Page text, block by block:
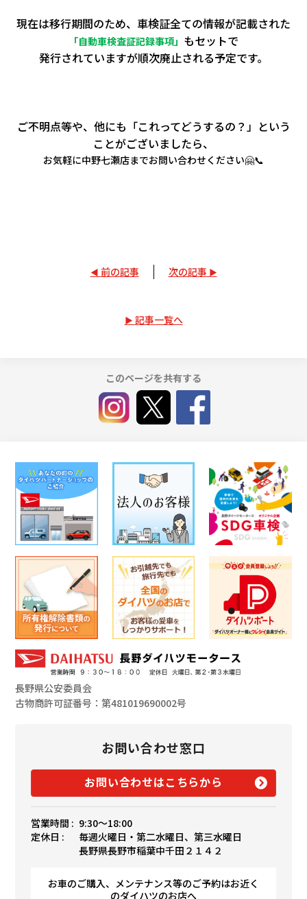
現在は移行期間のため、車検証全ての情報が記載された
「自動車検査証記録事項」 もセットで
発行されていますが順次廃止される予定です。
ご不明点等や、 他にも「これってどうするの？」という
ことがございましたら、
お気軽に中野七瀬店までお問い合わせください🤗📞
前の記事 次の記事
記事一覧へ
このページを共有する
長野県公安委員会
古物商許可証番号：第481019690002号
お問い合わせ窓口
お問い合わせはこちらから
営業時間 : 9:30〜18:00
定休日 :
毎週火曜日・第二水曜日、第三水曜日
長野県長野市稲葉中千田２１４２
お車のご購入、メンテナンス等のご予約はお近く
のダイハツのお店へ